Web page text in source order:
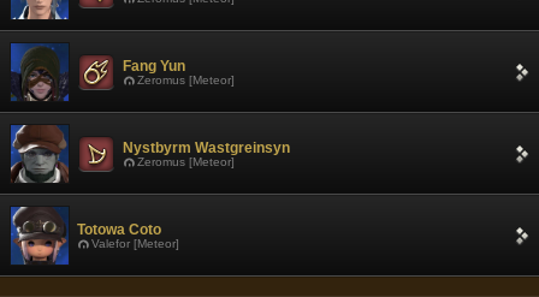
Fang Yun
Zeromus [Meteor]
Nystbyrm Wastgreinsyn
Zeromus [Meteor]
Totowa Coto
Valefor [Meteor]